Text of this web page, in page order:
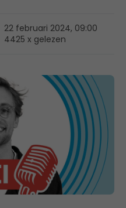
22 februari 2024, 09:00
4425 x gelezen